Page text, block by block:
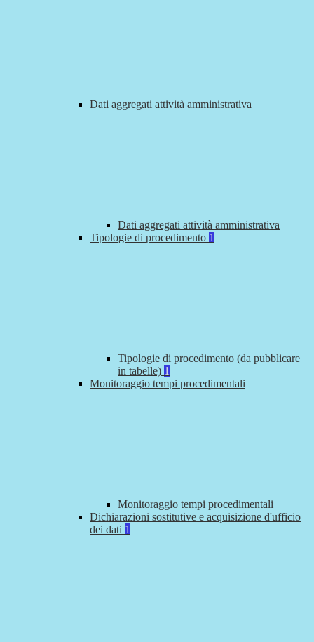
Dati aggregati attività amministrativa
Dati aggregati attività amministrativa
Tipologie di procedimento 1
Tipologie di procedimento (da pubblicare
in tabelle) 1
Monitoraggio tempi procedimentali
Monitoraggio tempi procedimentali
Dichiarazioni sostitutive e acquisizione d'ufficio
dei dati 1